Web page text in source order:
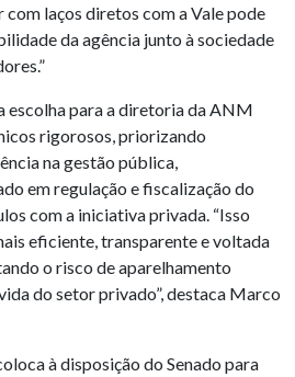
com laços diretos com a Vale pode
da agência junto à sociedade
escolha para a diretoria da ANM
rigorosos, priorizando
na gestão pública,
em regulação e fiscalização do
com a iniciativa privada. “Isso
eficiente, transparente e voltada
o risco de aparelhamento
do setor privado”, destaca Marco
à disposição do Senado para